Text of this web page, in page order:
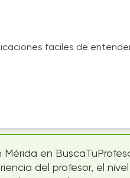
faciles de
en
del profesor, el